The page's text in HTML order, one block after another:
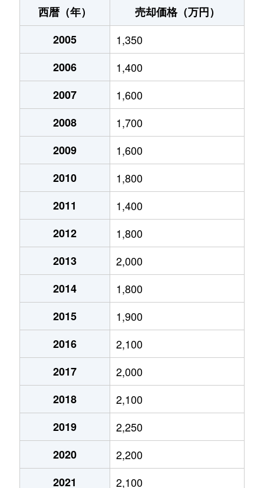
菊井
2,000万円 名古屋
1,600万円 名古屋
貴生町
3,400万円 上小田井
清里町
2,400万円 上小田井
清里町
1,700万円 上小田井
康生通
1,500万円 浄心
330万円 浄心
2,400万円 浄心
3,700万円 栄生
笹塚町
3,100万円 庄内通
笹塚町
2,200万円 庄内通
笹塚町
2,700万円 庄内通
3,000万円 浄心
4,400万円 浄心
4,400万円 浅間町
1,300万円 浅間町
1,300万円 浅間町
西暦（年）
売却価格（万円）
2005
1,350
2006
1,400
2007
1,600
2008
1,700
2009
1,600
2010
1,800
2011
1,400
2012
1,800
2013
2,000
2014
1,800
2015
1,900
2016
2,100
2017
2,000
2018
2,100
2019
2,250
2020
2,200
2021
2,100